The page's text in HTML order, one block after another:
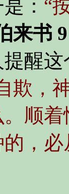
： “
来书
醒
欺，
顺
，